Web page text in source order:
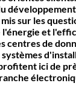
sur les
l'énergie et
centres de
ici de